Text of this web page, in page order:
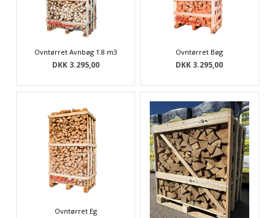
Ovntørret Avnbøg 1.8 m3
DKK 3.295,00
Ovntørret Bøg
DKK 3.295,00
Ovntørret Eg